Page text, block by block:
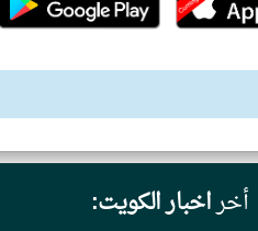
أخراخبار الكويت: